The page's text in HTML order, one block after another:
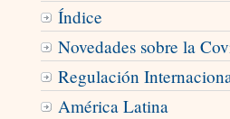
Índice
Novedades sobre la
Regulación
América Latina